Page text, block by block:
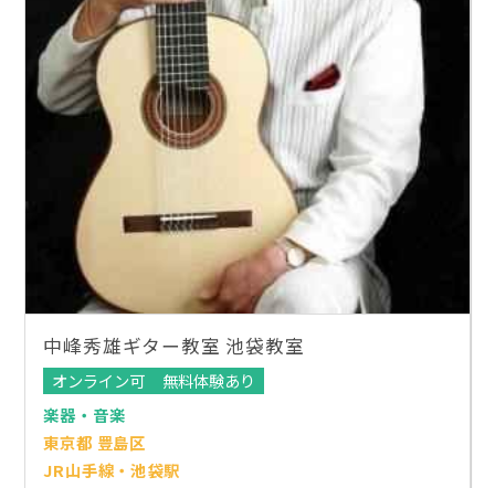
中峰秀雄ギター教室 池袋教室
オンライン可
無料体験あり
楽器・音楽
東京都 豊島区
JR山手線・池袋駅